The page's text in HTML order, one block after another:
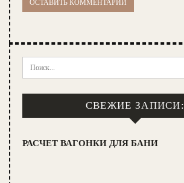
СВЕЖИЕ ЗАПИСИ:
РАСЧЕТ ВАГОНКИ ДЛЯ БАНИ